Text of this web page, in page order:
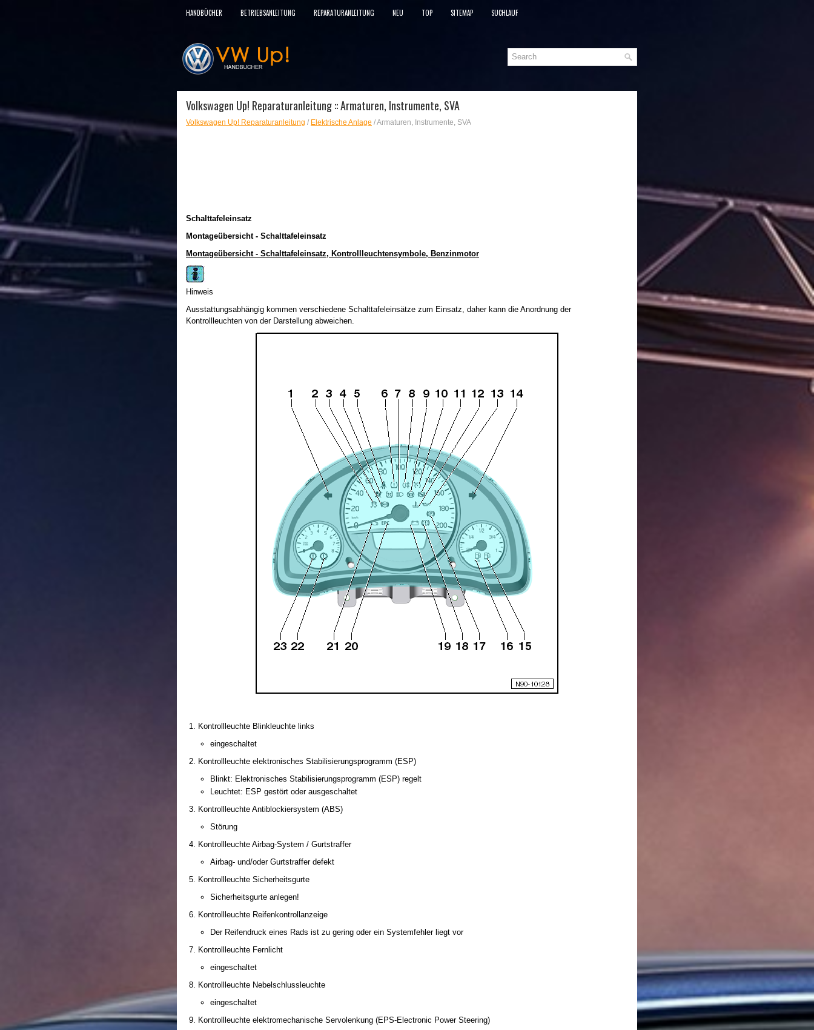
HANDBÜCHER BETRIEBSANLEITUNG REPARATURANLEITUNG NEU TOP SITEMAP SUCHLAUF
Volkswagen Up! Reparaturanleitung :: Armaturen, Instrumente, SVA
Volkswagen Up! Reparaturanleitung / Elektrische Anlage / Armaturen, Instrumente, SVA
Schalttafeleinsatz
Montageübersicht - Schalttafeleinsatz
Montageübersicht - Schalttafeleinsatz, Kontrollleuchtensymbole, Benzinmotor
Hinweis
Ausstattungsabhängig kommen verschiedene Schalttafeleinsätze zum Einsatz, daher kann die Anordnung der
Kontrollleuchten von der Darstellung abweichen.
Kontrollleuchte Blinkleuchte links
eingeschaltet
Kontrollleuchte elektronisches Stabilisierungsprogramm (ESP)
Blinkt: Elektronisches Stabilisierungsprogramm (ESP) regelt
Leuchtet: ESP gestört oder ausgeschaltet
Kontrollleuchte Antiblockiersystem (ABS)
Störung
Kontrollleuchte Airbag-System / Gurtstraffer
Airbag- und/oder Gurtstraffer defekt
Kontrollleuchte Sicherheitsgurte
Sicherheitsgurte anlegen!
Kontrollleuchte Reifenkontrollanzeige
Der Reifendruck eines Rads ist zu gering oder ein Systemfehler liegt vor
Kontrollleuchte Fernlicht
eingeschaltet
Kontrollleuchte Nebelschlussleuchte
eingeschaltet
Kontrollleuchte elektromechanische Servolenkung (EPS-Electronic Power Steering)